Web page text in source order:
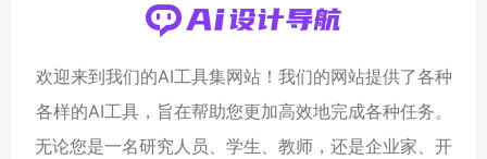
欢迎来到我们的AI工具集网站！我们的网站提供了各种
各样的AI工具，旨在帮助您更加高效地完成各种任务。
无论您是一名研究人员、学生、教师，还是企业家、开